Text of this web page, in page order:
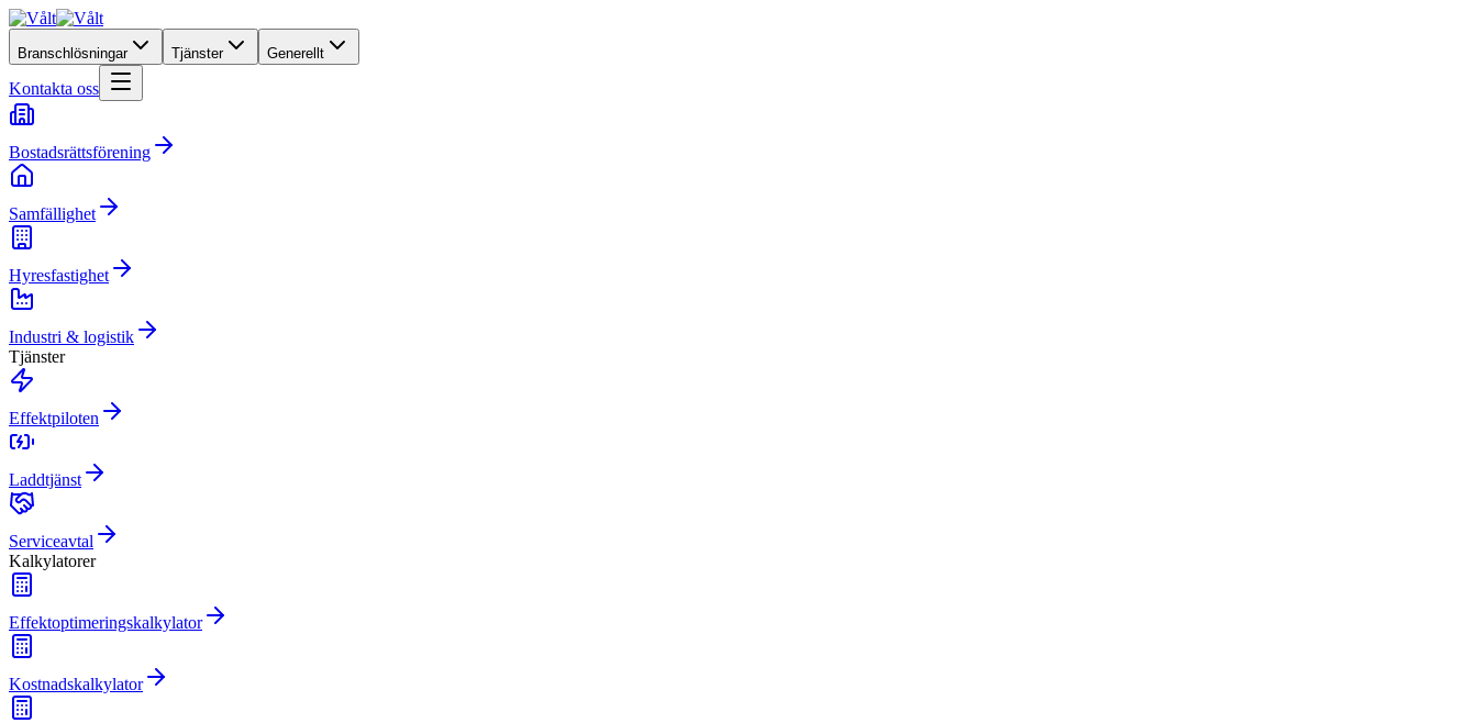
Branschlösningar Tjänster Generellt
Kontakta oss
Bostadsrättsförening
Samfällighet
Hyresfastighet
Industri & logistik
Tjänster
Effektpiloten
Laddtjänst
Serviceavtal
Kalkylatorer
Effektoptimeringskalkylator
Kostnadskalkylator